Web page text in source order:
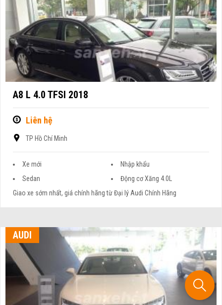
A8 L 4.0 TFSI 2018
Liên hệ
TP Hồ Chí Minh
Xe mới
Nhập khẩu
Sedan
Động cơ Xăng 4.0L
Giao xe sớm nhất, giá chính hãng từ Đại lý Audi Chính Hãng
AUDI